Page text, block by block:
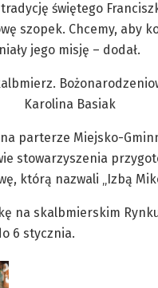
świętego
szopek. Chcemy, aby
jego misję – dodał.
parterze Miejsko-
stowarzyszenia
którą nazwali „Izbą
na skalbmierskim
6 stycznia.